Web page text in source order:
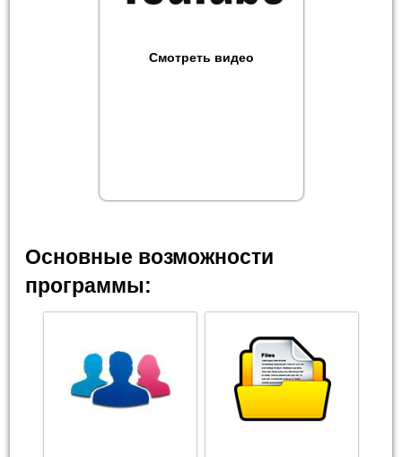
Смотреть видео
Основные возможности
программы: